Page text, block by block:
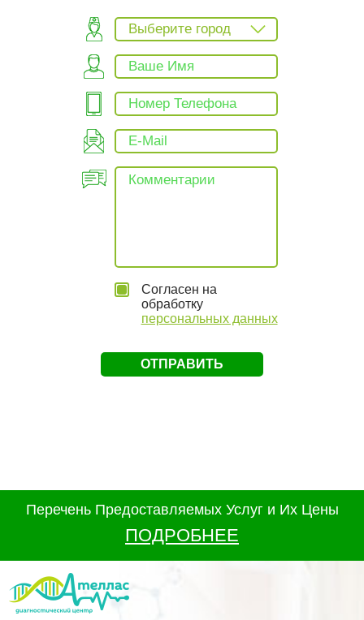
Выберите город
Согласен на
обработку
персональных данных
Перечень Предоставляемых Услуг и Их Цены
ПОДРОБНЕЕ